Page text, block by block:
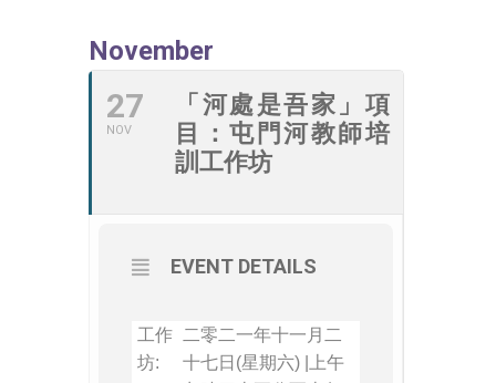
November
27
NOV
「河處是吾家」項
目：屯門河教師培
訓工作坊
EVENT DETAILS
工作
坊:
二零二一年十一月二
十七日(星期六) |上午